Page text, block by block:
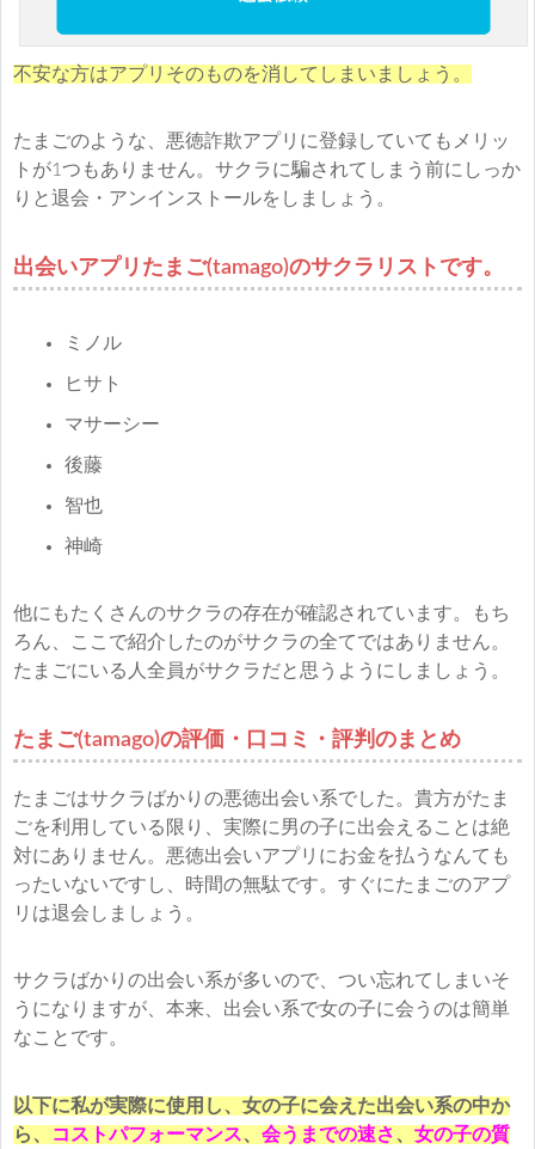
不安な方はアプリそのものを消してしまいましょう。
たまごのような、悪徳詐欺アプリに登録していてもメリッ
トが1つもありません。サクラに騙されてしまう前にしっか
りと退会・アンインストールをしましょう。
出会いアプリたまご(tamago)のサクラリストです。
ミノル
ヒサト
マサーシー
後藤
智也
神崎
他にもたくさんのサクラの存在が確認されています。もち
ろん、ここで紹介したのがサクラの全てではありません。
たまごにいる人全員がサクラだと思うようにしましょう。
たまご(tamago)の評価・口コミ・評判のまとめ
たまごはサクラばかりの悪徳出会い系でした。貴方がたま
ごを利用している限り、実際に男の子に出会えることは絶
対にありません。悪徳出会いアプリにお金を払うなんても
ったいないですし、時間の無駄です。すぐにたまごのアプ
リは退会しましょう。
サクラばかりの出会い系が多いので、つい忘れてしまいそ
うになりますが、本来、出会い系で女の子に会うのは簡単
なことです。
以下に私が実際に使用し、女の子に会えた出会い系の中か
ら、
コストパフォーマンス、 会うまでの速さ、 女の子の質